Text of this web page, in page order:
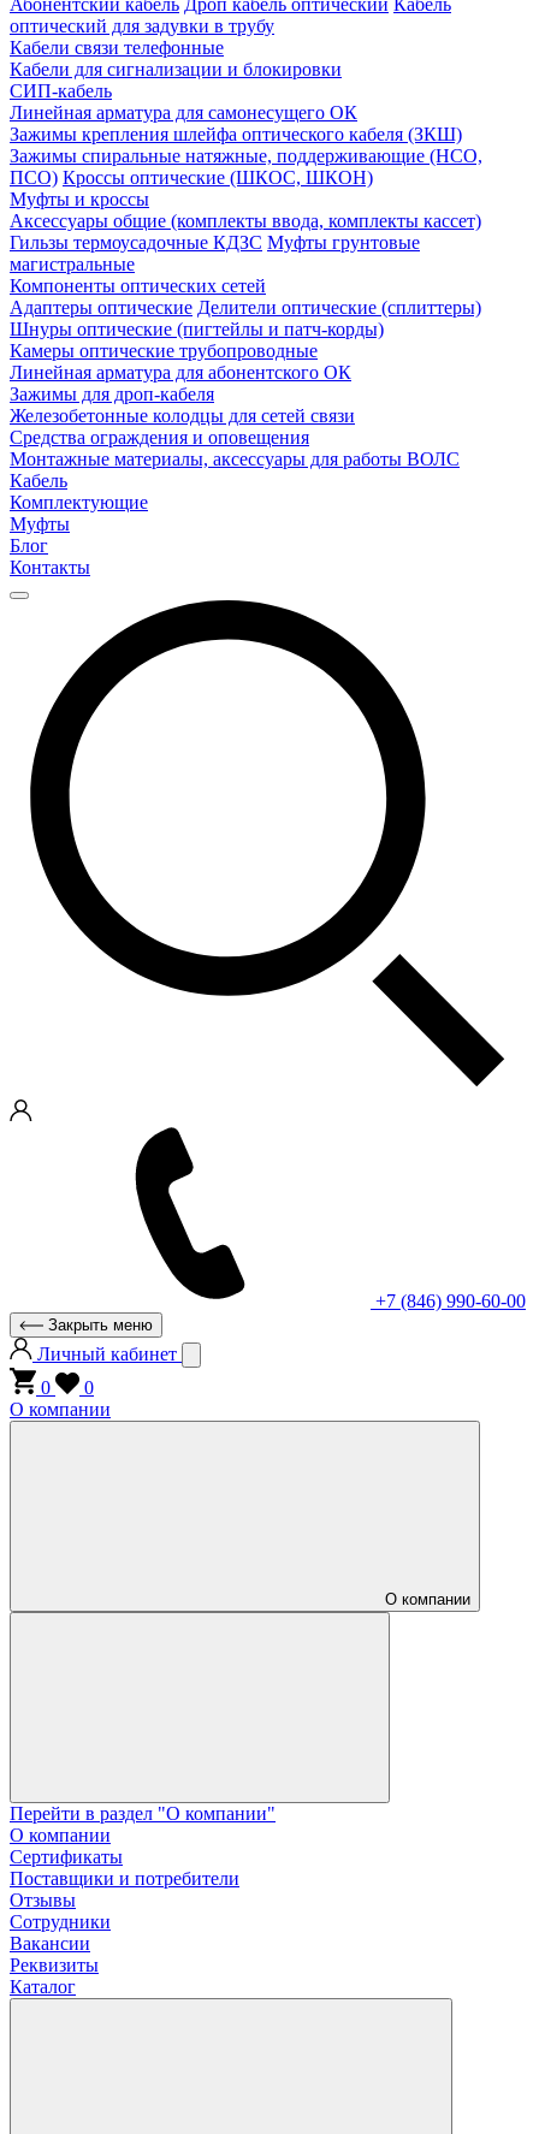
Абонентский кабель Дроп кабель оптический Кабель
оптический для задувки в трубу
Кабели связи телефонные
Кабели для сигнализации и блокировки
СИП-кабель
Линейная арматура для самонесущего ОК
Зажимы крепления шлейфа оптического кабеля (ЗКШ)
Зажимы спиральные натяжные, поддерживающие (НСО,
ПСО) Кроссы оптические (ШКОС, ШКОН)
Муфты и кроссы
Аксессуары общие (комплекты ввода, комплекты кассет)
Гильзы термоусадочные КДЗС Муфты грунтовые
магистральные
Компоненты оптических сетей
Адаптеры оптические Делители оптические (сплиттеры)
Шнуры оптические (пигтейлы и патч-корды)
Камеры оптические трубопроводные
Линейная арматура для абонентского ОК
Зажимы для дроп-кабеля
Железобетонные колодцы для сетей связи
Средства ограждения и оповещения
Монтажные материалы, аксессуары для работы ВОЛС
Кабель
Комплектующие
Муфты
Блог
Контакты
+7 (846) 990-60-00
Закрыть меню
Личный кабинет
0
0
О компании
О компании
Перейти в раздел "О компании"
О компании
Сертификаты
Поставщики и потребители
Отзывы
Сотрудники
Вакансии
Реквизиты
Каталог